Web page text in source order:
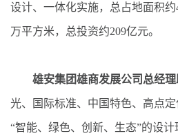
设计、一体化实施，总占地面积
万平方米，总投资约209亿元。
雄安集团雄商发展公司总经理
光、国际标准、中国特色、高点
“智能、绿色、创新、生态”的设